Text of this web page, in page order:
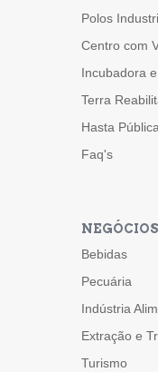
Polos
Centro com
Incubadora
Terra
Hasta
Faq's
NEGÓCIOS
Bebidas
Pecuária
Indústria
Extração e
Turismo